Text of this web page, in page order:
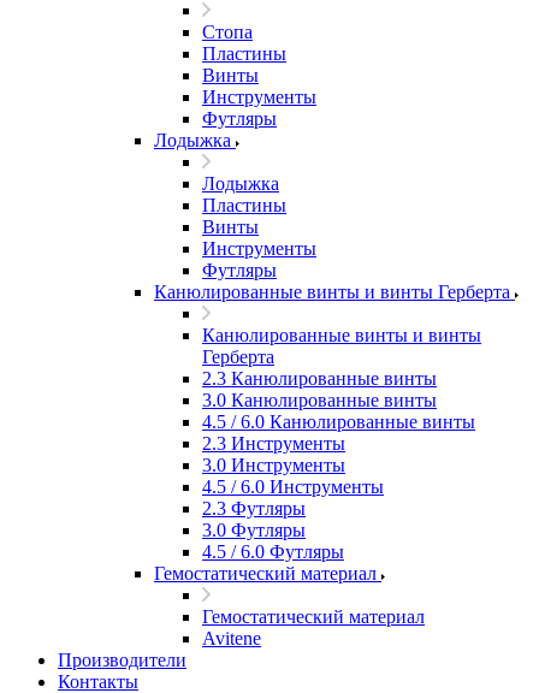
Стопа
Пластины
Винты
Инструменты
Футляры
Лодыжка
Лодыжка
Пластины
Винты
Инструменты
Футляры
Канюлированные винты и винты Герберта
Канюлированные винты и винты
Герберта
2.3 Канюлированные винты
3.0 Канюлированные винты
4.5 / 6.0 Канюлированные винты
2.3 Инструменты
3.0 Инструменты
4.5 / 6.0 Инструменты
2.3 Футляры
3.0 Футляры
4.5 / 6.0 Футляры
Гемостатический материал
Гемостатический материал
Avitene
Производители
Контакты